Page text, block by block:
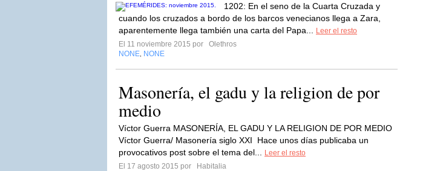
1202: En el seno de la Cuarta Cruzada y
cuando los cruzados a bordo de los barcos venecianos llega a Zara,
aparentemente llega también una carta del Papa...
Leer el resto
El 11 noviembre 2015 por
Olethros
NONE NONE
Masonería, el gadu y la religion de por
medio
Víctor Guerra MASONERÍA, EL GADU Y LA RELIGION DE POR MEDIO
Víctor Guerra/ Masonería siglo XXI Hace unos días publicaba un
provocativos post sobre el tema del...
Leer el resto
El 17 agosto 2015 por
Habitalia